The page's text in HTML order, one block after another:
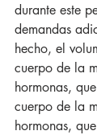
durante este
demandas
hecho, el
cuerpo de la
hormonas,
cuerpo de la
hormonas,